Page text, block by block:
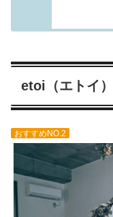
etoi（エトイ）
おすすめNO.2